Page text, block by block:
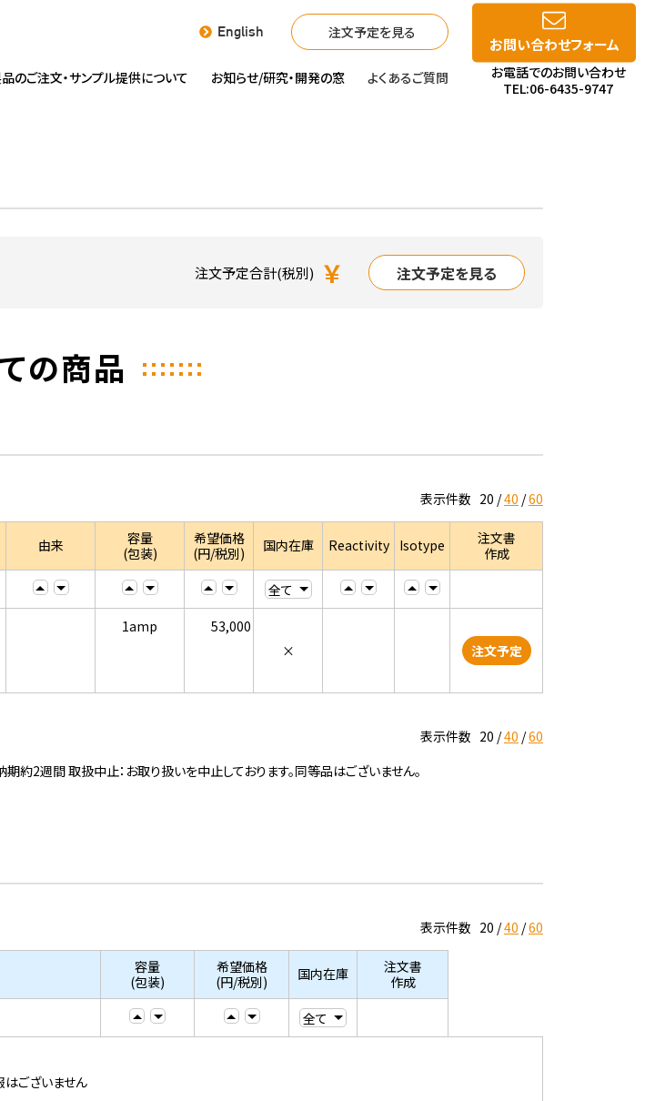
English 注文予定を見る
のご注文・サンプル提供について お知らせ/研究・開発の窓 よくあるご質問
お問い合わせフォーム
お電話でのお問い合わせ
TEL:06-6435-9747
注文予定合計(税別) ￥ 注文予定を見る
の商品
表示件数 20 40 60
由来
容量
(包装)
希望価格
(円/税別)
国内在庫 Reactivity Isotype
注文書
作成
1amp
53,000
×
注文予定
表示件数 20 40 60
2週間 取扱中止：お取り扱いを中止しております。同等品はございません。
表示件数 20 40 60
容量
(包装)
希望価格
(円/税別)
国内在庫
注文書
作成
はございません